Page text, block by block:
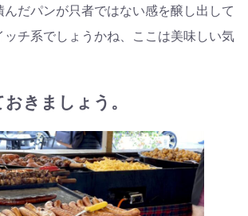
だパンが只者ではない感を醸し出して
ッチ系でしょうかね、ここは美味しい気
きましょう。